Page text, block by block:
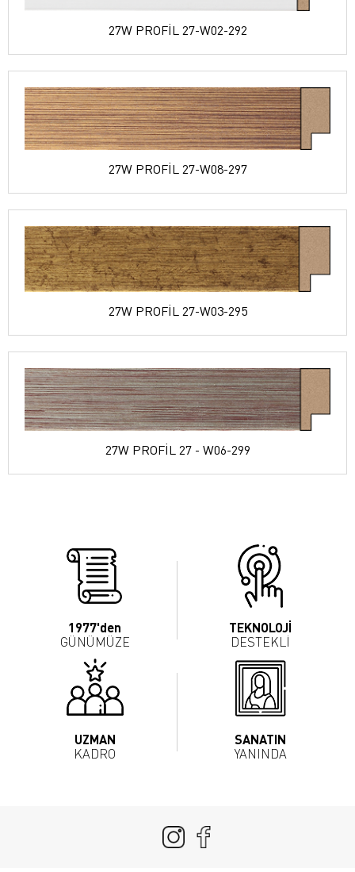
27W PROFİL 27-W02-292
27W PROFİL 27-W08-297
27W PROFİL 27-W03-295
27W PROFİL 27 - W06-299
1977'den
GÜNÜMÜZE
TEKNOLOJİ
DESTEKLİ
UZMAN
KADRO
SANATIN
YANINDA